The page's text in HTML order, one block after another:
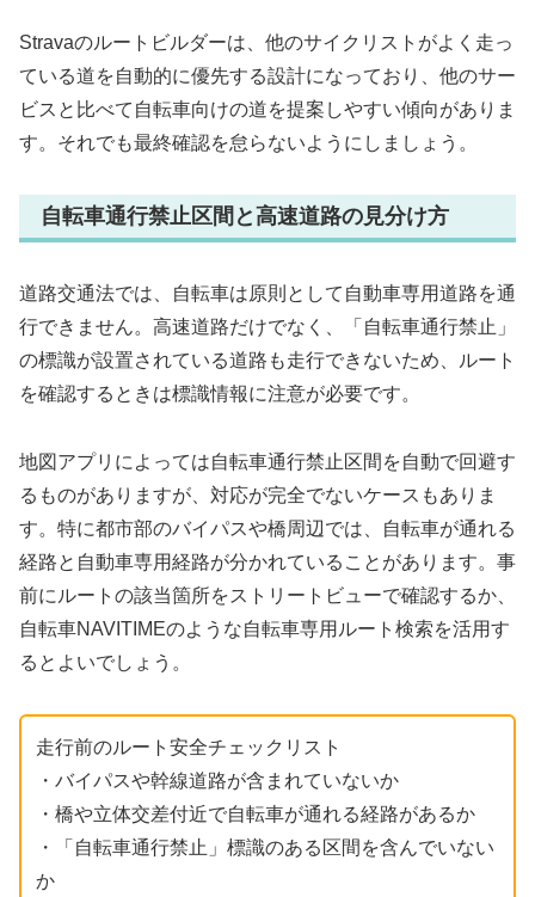
Stravaのルートビルダーは、他のサイクリストがよく走っ
ている道を自動的に優先する設計になっており、他のサー
ビスと比べて自転車向けの道を提案しやすい傾向がありま
す。それでも最終確認を怠らないようにしましょう。
自転車通行禁止区間と高速道路の見分け方
道路交通法では、自転車は原則として自動車専用道路を通
行できません。高速道路だけでなく、「自転車通行禁止」
の標識が設置されている道路も走行できないため、ルート
を確認するときは標識情報に注意が必要です。
地図アプリによっては自転車通行禁止区間を自動で回避す
るものがありますが、対応が完全でないケースもありま
す。特に都市部のバイパスや橋周辺では、自転車が通れる
経路と自動車専用経路が分かれていることがあります。事
前にルートの該当箇所をストリートビューで確認するか、
自転車NAVITIMEのような自転車専用ルート検索を活用す
るとよいでしょう。
走行前のルート安全チェックリスト
・バイパスや幹線道路が含まれていないか
・橋や立体交差付近で自転車が通れる経路があるか
・「自転車通行禁止」標識のある区間を含んでいない
か